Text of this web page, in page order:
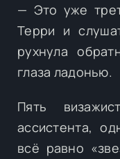
— Это уже
Терри и
рухнула
глаза ладонью.
Пять
ассистента,
всё равно